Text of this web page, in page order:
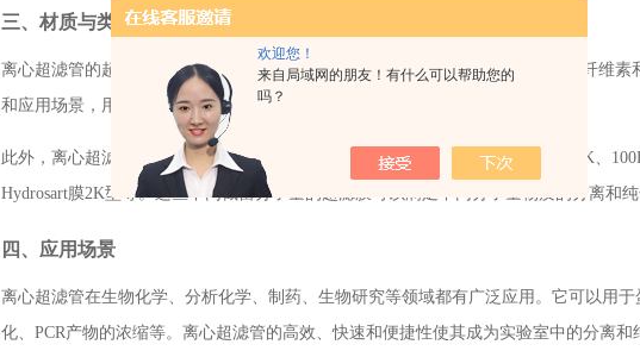
欢迎您！
来自局域网的朋友！有什么可以帮助您的
吗？
三、材质与类型
离心超滤管的超滤膜有多种材质可选，如聚醚砜（PES）、三醋酸纤维素、再生纤维
和应用场景，用户可以根据具体需求进行选择。
此外，离心超滤管还配有多种截留分子量的超滤膜，如3K、5K、10K、30K、50K、
Hydrosart膜2K型等。这些不同截留分子量的超滤膜可以满足不同分子量物质的分离和纯
四、应用场景
离心超滤管在生物化学、分析化学、制药、生物研究等领域都有广泛应用。它可以用
化、PCR产物的浓缩等。离心超滤管的高效、快速和便捷性使其成为实验室中的分离和